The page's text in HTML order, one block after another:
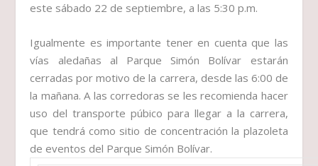
este sábado 22 de septiembre, a las 5:30 p.m.
Igualmente es importante tener en cuenta que las
vías aledañas al Parque Simón Bolívar estarán
cerradas por motivo de la carrera, desde las 6:00 de
la mañana. A las corredoras se les recomienda hacer
uso del transporte púbico para llegar a la carrera,
que tendrá como sitio de concentración la plazoleta
de eventos del Parque Simón Bolívar.